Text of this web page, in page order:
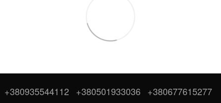
+380935544112 +380501933036 +380677615277